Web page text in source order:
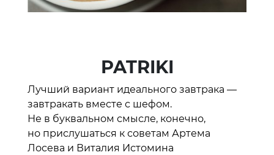
PATRIKI
Лучший вариант идеального завтрака —
завтракать вместе с шефом.
Не в буквальном смысле, конечно,
но прислушаться к советам Артема
Лосева и Виталия Истомина